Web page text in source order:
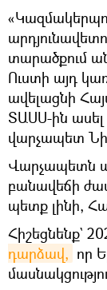
տարածքում
Ուստի այդ
ավելացնի
ՏԱՍՍ-ին
վարչապետ
Վարչապետն
բանավեճի
պետք լինի,
Հիշեցնենք`
դարձավ, որ